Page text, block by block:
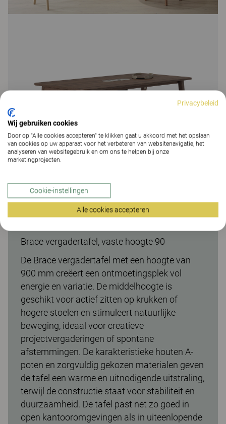
Brace vergadertafel, vaste hoogte 90
De Brace vergadertafel met een hoogte van
900 mm creëert een ontmoetingsplek vol
energie en variatie. De middelhoogte is
geschikt voor actief zitten op krukken of
hogere stoelen en stimuleert natuurlijke
beweging, ideaal voor creatieve
projectvergaderingen of spontane
afstemmingen. De karakteristieke houten A-
poten en zorgvuldig gekozen materialen geven
de tafel een warme en uitnodigende uitstraling,
terwijl de constructie staat voor stabiliteit en
duurzaamheid. De tafel past net zo goed in
open kantooromgevingen als in uiteenlopende
Privacybeleid
Wij gebruiken cookies
Door op “Alle cookies accepteren” te klikken gaat u akkoord met het opslaan
van cookies op uw apparaat voor het verbeteren van websitenavigatie, het
analyseren van websitegebruik en om ons te helpen bij onze
marketingprojecten.
Cookie-instellingen
Alle cookies accepteren